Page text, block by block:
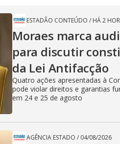
ESTADÃO CONTEÚDO / HÁ 2
Moraes marca
para discutir
da Lei Antifacção
Quatro ações apresentadas à
pode violar direitos e garantias
em 24 e 25 de agosto
AGÊNCIA ESTADO / 04/08/2026